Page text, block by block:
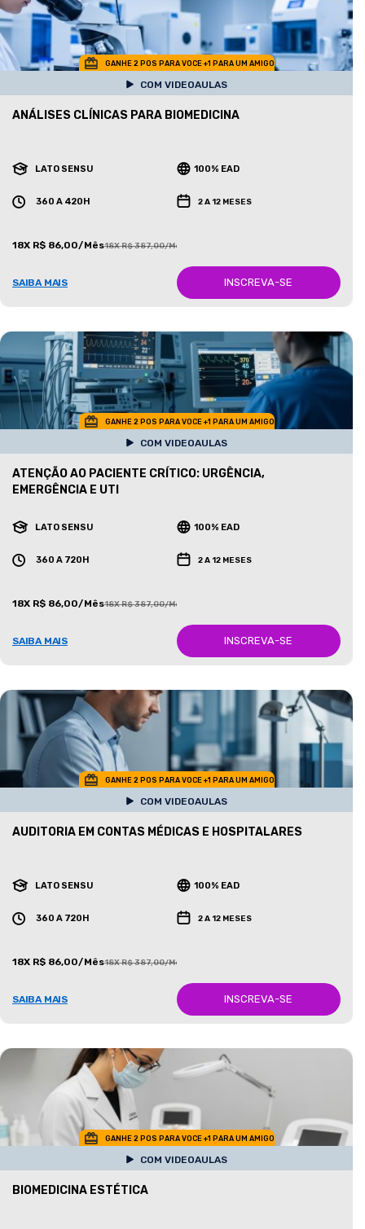
GANHE 2 POS PARA VOCE +1 PARA UM AMIGO
COM VIDEOAULAS
ANÁLISES CLÍNICAS PARA BIOMEDICINA
LATO SENSU 100% EAD
360 A 420H 2 A 12 MESES
18X R$ 86,00/Mês18X R$ 387,00/Mês
SAIBA MAIS INSCREVA-SE
GANHE 2 POS PARA VOCE +1 PARA UM AMIGO
COM VIDEOAULAS
ATENÇÃO AO PACIENTE CRÍTICO: URGÊNCIA,
EMERGÊNCIA E UTI
LATO SENSU 100% EAD
360 A 720H 2 A 12 MESES
18X R$ 86,00/Mês18X R$ 387,00/Mês
SAIBA MAIS INSCREVA-SE
GANHE 2 POS PARA VOCE +1 PARA UM AMIGO
COM VIDEOAULAS
AUDITORIA EM CONTAS MÉDICAS E HOSPITALARES
LATO SENSU 100% EAD
360 A 720H 2 A 12 MESES
18X R$ 86,00/Mês18X R$ 387,00/Mês
SAIBA MAIS INSCREVA-SE
GANHE 2 POS PARA VOCE +1 PARA UM AMIGO
COM VIDEOAULAS
BIOMEDICINA ESTÉTICA